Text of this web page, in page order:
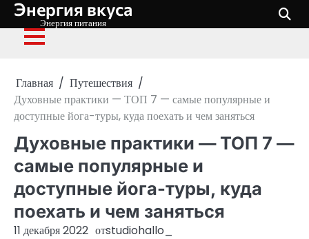
Перейти
содержимому
Энергия вкуса
Энергия питания
Главная
Путешествия
Духовные практики — ТОП 7 — самые популярные и
доступные йога-туры, куда поехать и чем заняться
Духовные практики — ТОП 7 —
самые популярные и
доступные йога-туры, куда
поехать и чем заняться
11 декабря 2022 отstudiohallo_